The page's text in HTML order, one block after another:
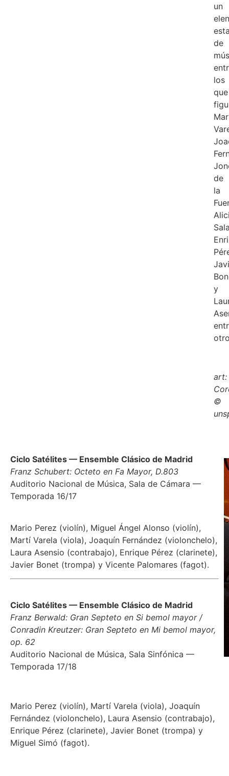
un
de
los
que
de
la
y
art:
©
Ciclo Satélites — Ensemble Clásico de Madrid
Franz Schubert: Octeto en Fa Mayor, D.803
Auditorio Nacional de Música, Sala de Cámara —
Temporada 16/17
Mario Perez (violín), Miguel Ángel Alonso (violín),
Martí Varela (viola), Joaquín Fernández (violonchelo),
Laura Asensio (contrabajo), Enrique Pérez (clarinete),
Javier Bonet (trompa) y Vicente Palomares (fagot).
Ciclo Satélites — Ensemble Clásico de Madrid
Franz Berwald: Gran Septeto en Si bemol mayor /
Conradin Kreutzer: Gran Septeto en Mi bemol mayor,
op. 62
Auditorio Nacional de Música, Sala Sinfónica —
Temporada 17/18
Mario Perez (violín), Martí Varela (viola), Joaquín
Fernández (violonchelo), Laura Asensio (contrabajo),
Enrique Pérez (clarinete), Javier Bonet (trompa) y
Miguel Simó (fagot).